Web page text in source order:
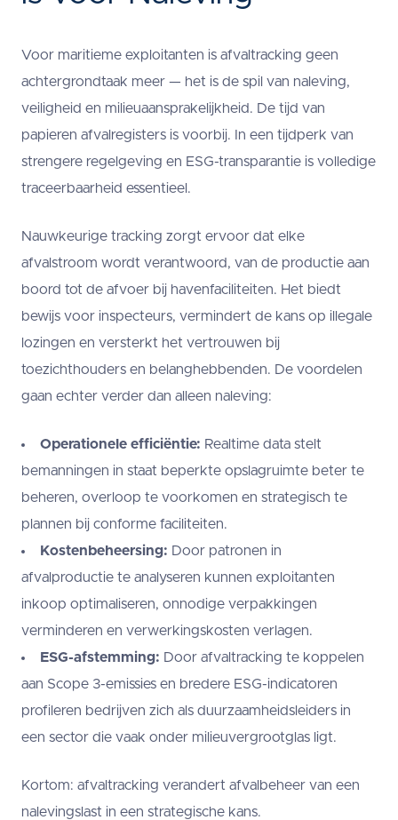
Voor maritieme exploitanten is afvaltracking geen
achtergrondtaak meer — het is de spil van naleving,
veiligheid en milieuaansprakelijkheid. De tijd van
papieren afvalregisters is voorbij. In een tijdperk van
strengere regelgeving en ESG-transparantie is volledige
traceerbaarheid essentieel.
Nauwkeurige tracking zorgt ervoor dat elke
afvalstroom wordt verantwoord, van de productie aan
boord tot de afvoer bij havenfaciliteiten. Het biedt
bewijs voor inspecteurs, vermindert de kans op illegale
lozingen en versterkt het vertrouwen bij
toezichthouders en belanghebbenden. De voordelen
gaan echter verder dan alleen naleving:
Operationele efficiëntie: Realtime data stelt
bemanningen in staat beperkte opslagruimte beter te
beheren, overloop te voorkomen en strategisch te
plannen bij conforme faciliteiten.
Kostenbeheersing: Door patronen in
afvalproductie te analyseren kunnen exploitanten
inkoop optimaliseren, onnodige verpakkingen
verminderen en verwerkingskosten verlagen.
ESG-afstemming: Door afvaltracking te koppelen
aan Scope 3-emissies en bredere ESG-indicatoren
profileren bedrijven zich als duurzaamheidsleiders in
een sector die vaak onder milieuvergrootglas ligt.
Kortom: afvaltracking verandert afvalbeheer van een
nalevingslast in een strategische kans.